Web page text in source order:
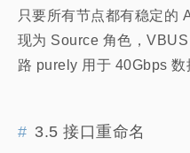
只要所有节点都有稳定的
现为 Source 角色，
路 purely 用于 40Gbps 数
3.5 接口重命名